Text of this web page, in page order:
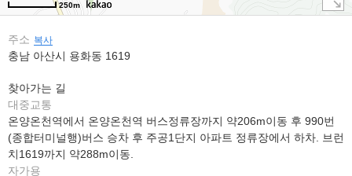
250m
주소 복사
충남 아산시 용화동 1619
찾아가는 길
대중교통
온양온천역에서 온양온천역 버스정류장까지 약206m이동 후 990번
(종합터미널행)버스 승차 후 주공1단지 아파트 정류장에서 하차. 브런
치1619까지 약288m이동.
자가용